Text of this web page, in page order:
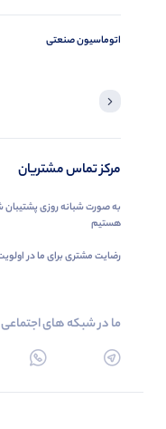
اتوماسیون صنعتی
مرکز تماس مشتریان
به صورت شبانه روزی پشتیبان
هستیم
رضایت مشتری برای ما در
ما در شبکه های اجتماعی